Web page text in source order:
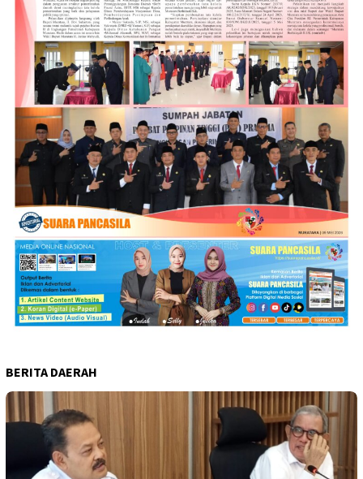
BERITA DAERAH